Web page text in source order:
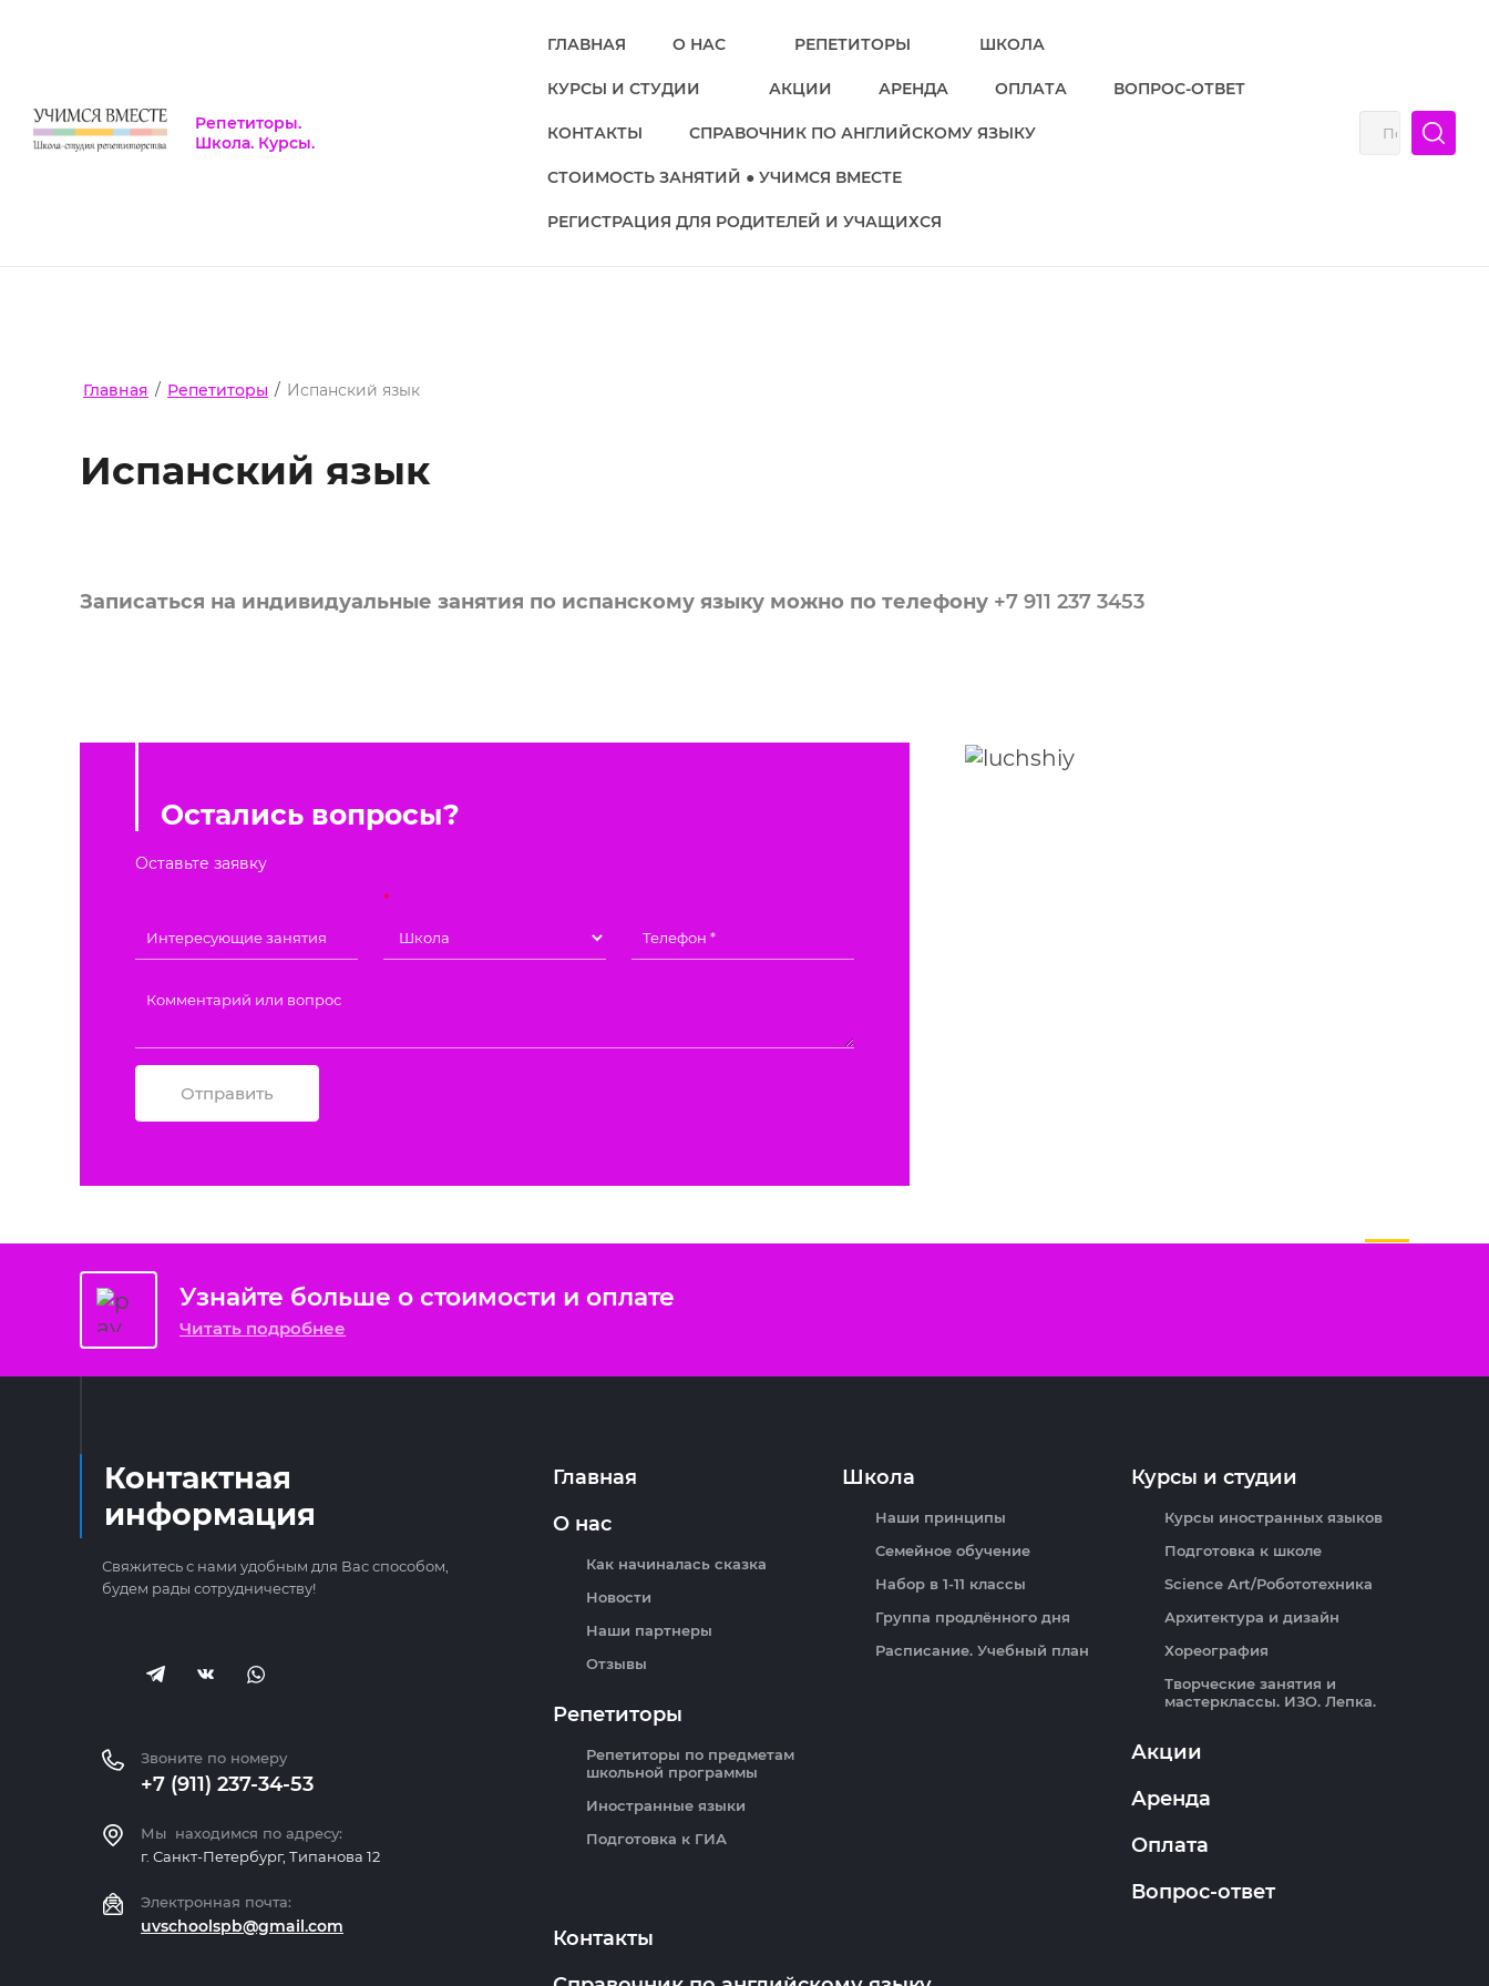
Репетиторы.
Школа. Курсы.
ГЛАВНАЯ О НАС РЕПЕТИТОРЫ ШКОЛА
КУРСЫ И СТУДИИ АКЦИИ АРЕНДА ОПЛАТА ВОПРОС-ОТВЕТ
КОНТАКТЫ СПРАВОЧНИК ПО АНГЛИЙСКОМУ ЯЗЫКУ
СТОИМОСТЬ ЗАНЯТИЙ ● УЧИМСЯ ВМЕСТЕ
РЕГИСТРАЦИЯ ДЛЯ РОДИТЕЛЕЙ И УЧАЩИХСЯ
Главная / Репетиторы / Испанский язык
Испанский язык
Записаться на индивидуальные занятия по испанскому языку можно по телефону +7 911 237 3453
Остались вопросы?
Оставьте заявку
*
Отправить
Узнайте больше о стоимости и оплате
Читать подробнее
Контактная
информация
Свяжитесь с нами удобным для Вас способом,
будем рады сотрудничеству!
Звоните по номеру
+7 (911) 237-34-53
Мы находимся по адресу:
г. Санкт-Петербург, Типанова 12
Электронная почта:
uvschoolspb@gmail.com
Главная
О нас
Как начиналась сказка
Новости
Наши партнеры
Отзывы
Репетиторы
Репетиторы по предметам
школьной программы
Иностранные языки
Подготовка к ГИА
Школа
Наши принципы
Семейное обучение
Набор в 1-11 классы
Группа продлённого дня
Расписание. Учебный план
Курсы и студии
Курсы иностранных языков
Подготовка к школе
Science Art/Робототехника
Архитектура и дизайн
Хореография
Творческие занятия и
мастерклассы. ИЗО. Лепка.
Акции
Аренда
Оплата
Вопрос-ответ
Контакты